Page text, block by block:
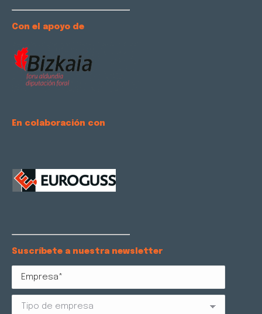
Con el apoyo de
En colaboración con
Suscríbete a nuestra newsletter